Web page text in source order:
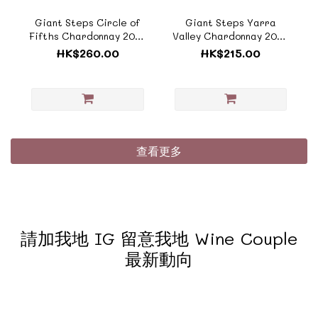
Giant Steps Circle of
Fifths Chardonnay 2024
《ZAU065》
HK$260.00
Giant Steps Yarra
Valley Chardonnay 2024
《ZAU064》
HK$215.00
查看更多
請加我地 IG 留意我地 Wine Couple
最新動向